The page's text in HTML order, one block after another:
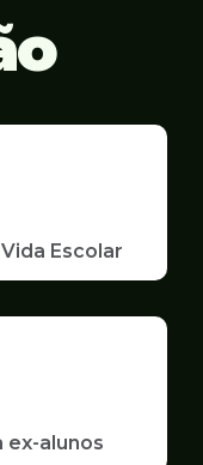
Escolar
ex-alunos